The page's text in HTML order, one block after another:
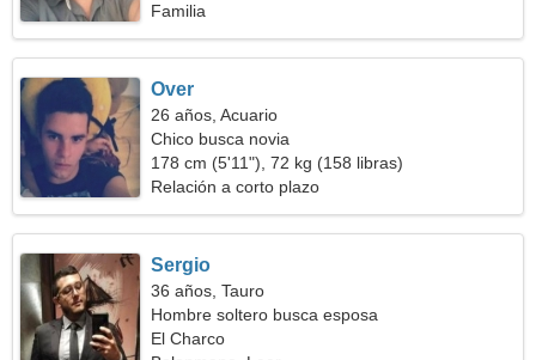
Familia
Over
26 años, Acuario
Chico busca novia
178 cm (5'11"), 72 kg (158 libras)
Relación a corto plazo
Sergio
36 años, Tauro
Hombre soltero busca esposa
El Charco